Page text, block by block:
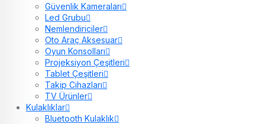
Güvenlik Kameraları
Led Grubu
Nemlendiriciler
Oto Araç Aksesuar
Oyun Konsolları
Projeksiyon Çeşitleri
Tablet Çeşitleri
Takip Cihazları
TV Ürünler
Kulaklıklar
Bluetooth Kulaklık